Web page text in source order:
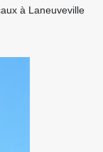
à Laneuveville